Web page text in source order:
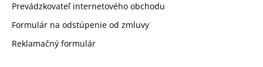
Prevádzkovateľ internetového obchodu
Formulár na odstúpenie od zmluvy
Reklamačný formulár